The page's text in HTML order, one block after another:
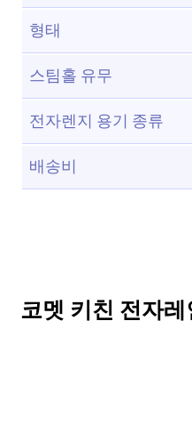
형태
스팀홀 유무
전자렌지 용기 종류
배송비
코멧 키친 전자